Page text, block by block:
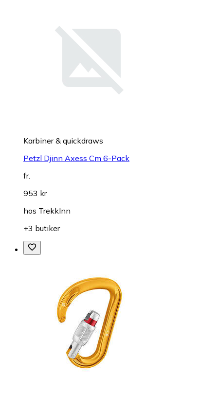
Karbiner & quickdraws
Petzl Djinn Axess Cm 6-Pack
fr.
953 kr
hos TrekkInn
+3 butiker